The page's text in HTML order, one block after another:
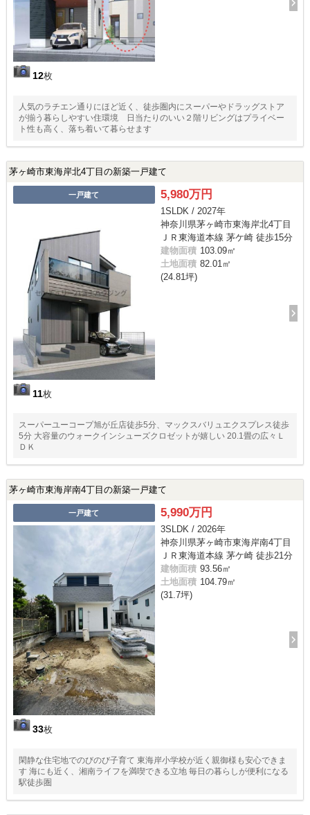
12枚
人気のラチエン通りにほど近く、徒歩圏内にスーパーやドラッグストア
が揃う暮らしやすい住環境 日当たりのいい２階リビングはプライベー
ト性も高く、落ち着いて暮らせます
茅ヶ崎市東海岸北4丁目の新築一戸建て
一戸建て
11枚
5,980万円
1SLDK / 2027年
神奈川県茅ヶ崎市東海岸北4丁目
ＪＲ東海道本線 茅ケ崎 徒歩15分
建物面積 103.09㎡
土地面積 82.01㎡
(24.81坪)
スーパーユーコープ旭が丘店徒歩5分、マックスバリュエクスプレス徒歩
5分 大容量のウォークインシューズクロゼットが嬉しい 20.1畳の広々Ｌ
ＤＫ
茅ヶ崎市東海岸南4丁目の新築一戸建て
一戸建て
33枚
5,990万円
3SLDK / 2026年
神奈川県茅ヶ崎市東海岸南4丁目
ＪＲ東海道本線 茅ケ崎 徒歩21分
建物面積 93.56㎡
土地面積 104.79㎡
(31.7坪)
閑静な住宅地でのびのび子育て 東海岸小学校が近く親御様も安心できま
す 海にも近く、湘南ライフを満喫できる立地 毎日の暮らしが便利になる
駅徒歩圏